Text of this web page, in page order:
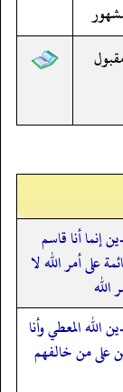
إنما أنا قاسم
على أمر الله لا
الله المعطي وأنا
على من خالفهم